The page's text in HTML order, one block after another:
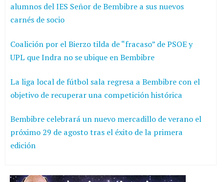
alumnos del IES Señor de Bembibre a sus nuevos
carnés de socio
Coalición por el Bierzo tilda de “fracaso” de PSOE y
UPL que Indra no se ubique en Bembibre
La liga local de fútbol sala regresa a Bembibre con el
objetivo de recuperar una competición histórica
Bembibre celebrará un nuevo mercadillo de verano el
próximo 29 de agosto tras el éxito de la primera
edición